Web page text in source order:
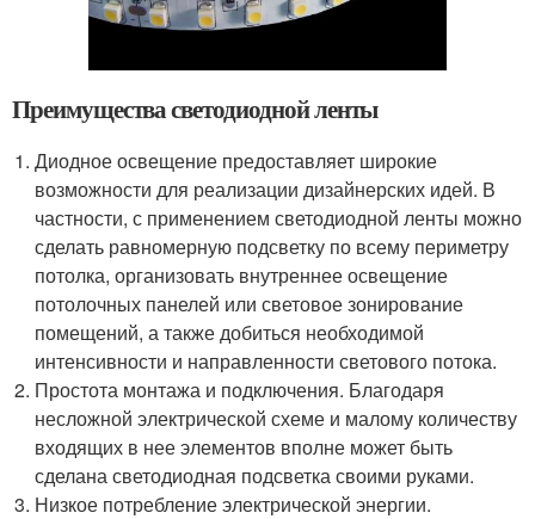
Преимущества светодиодной ленты
Диодное освещение предоставляет широкие
возможности для реализации дизайнерских идей. В
частности, с применением светодиодной ленты можно
сделать равномерную подсветку по всему периметру
потолка, организовать внутреннее освещение
потолочных панелей или световое зонирование
помещений, а также добиться необходимой
интенсивности и направленности светового потока.
Простота монтажа и подключения. Благодаря
несложной электрической схеме и малому количеству
входящих в нее элементов вполне может быть
сделана светодиодная подсветка своими руками.
Низкое потребление электрической энергии.